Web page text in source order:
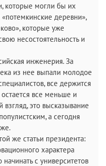
которые могли бы их
деревни»,
которые уже
несостоятельность и
инженерия. За
из нее выпали молодое
все держится
все меньше и
взгляд, это высказывание
а сегодня
же статьи президента:
характера
с университетов